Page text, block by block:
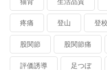
疼痛 登山 登
股関節 股関節痛
評価誘導 足つぼ